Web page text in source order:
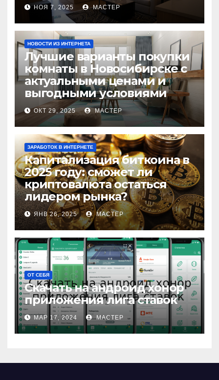
НОЯ 7, 2025 МАСТЕР
НОВОСТИ ИЗ ИНТЕРНЕТА
Лучшие варианты покупки
комнаты в Новосибирске с
актуальными ценами и
выгодными условиями
ОКТ 29, 2025 МАСТЕР
ЗАРАБОТОК В ИНТЕРНЕТЕ
Капитализация биткоина в
2025 году: сможет ли
криптовалюта остаться
лидером рынка?
ЯНВ 26, 2025 МАСТЕР
ОТ СЕБЯ
Скачать на андроид хонор
приложения лига ставок
МАР 17, 2024 МАСТЕР